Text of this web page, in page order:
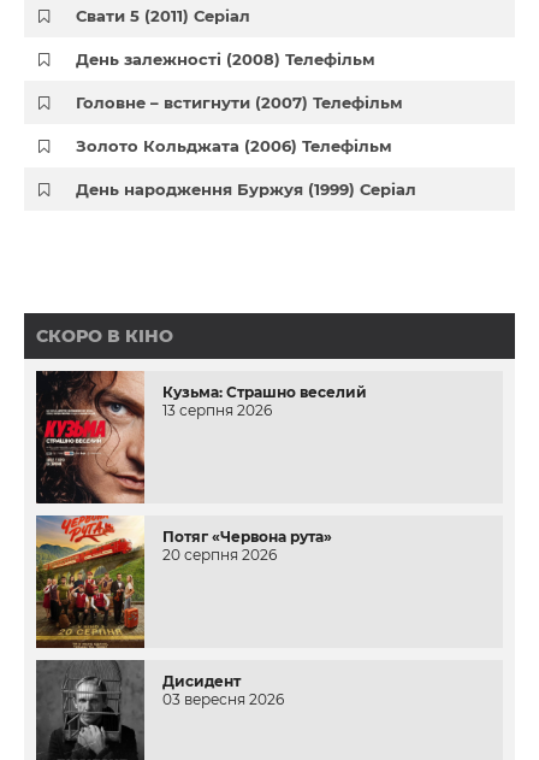
Свати 5 (2011) Серіал
День залежності (2008) Телефільм
Головне – встигнути (2007) Телефільм
Золото Кольджата (2006) Телефільм
День народження Буржуя (1999) Серіал
СКОРО В КІНО
Кузьма: Страшно веселий
13 серпня 2026
Потяг «Червона рута»
20 серпня 2026
Дисидент
03 вересня 2026